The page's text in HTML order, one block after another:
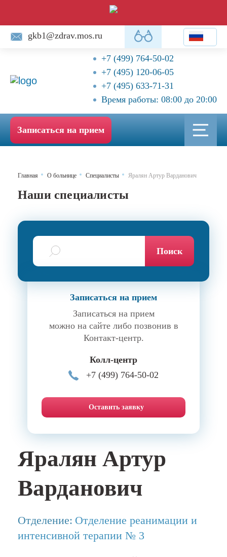
gkb1@zdrav.mos.ru
+7 (499) 764-50-02
+7 (495) 120-06-05
+7 (495) 633-71-31
Время работы: 08:00 до 20:00
Записаться на прием
Главная О больнице Специалисты Яралян Артур Варданович
Наши специалисты
Поиск
Яралян Артур
Варданович
Отделение: Отделение реанимации и
интенсивной терапии № 3
Записаться на прием
Записаться на прием
можно на сайте либо позвонив в
Контакт-центр.
Колл-центр
+7 (499) 764-50-02
Оставить заявку